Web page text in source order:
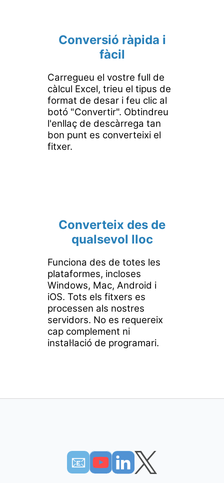
Conversió ràpida i
fàcil
Carregueu el vostre full de
càlcul Excel, trieu el tipus de
format de desar i feu clic al
botó "Convertir". Obtindreu
l'enllaç de descàrrega tan
bon punt es converteixi el
fitxer.
Converteix des de
qualsevol lloc
Funciona des de totes les
plataformes, incloses
Windows, Mac, Android i
iOS. Tots els fitxers es
processen als nostres
servidors. No es requereix
cap complement ni
instal·lació de programari.
📧︎